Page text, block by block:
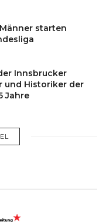
starten
Innsbrucker
und Historiker der
Jahre